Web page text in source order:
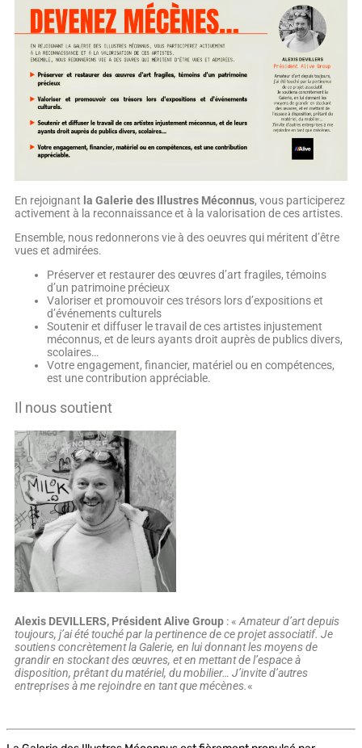
En rejoignant la Galerie des Illustres Méconnus, vous participerez
activement à la reconnaissance et à la valorisation de ces artistes.
Ensemble, nous redonnerons vie à des oeuvres qui méritent d’être
vues et admirées.
Préserver et restaurer des œuvres d’art fragiles, témoins
d’un patrimoine précieux
Valoriser et promouvoir ces trésors lors d’expositions et
d’événements culturels
Soutenir et diffuser le travail de ces artistes injustement
méconnus, et de leurs ayants droit auprès de publics divers,
scolaires…
Votre engagement, financier, matériel ou en compétences,
est une contribution appréciable.
Il nous soutient
Alexis DEVILLERS, Président Alive Group : « Amateur d’art depuis
toujours, j’ai été touché par la pertinence de ce projet associatif. Je
soutiens concrètement la Galerie, en lui donnant les moyens de
grandir en stockant des œuvres, et en mettant de l’espace à
disposition, prêtant du matériel, du mobilier… J’invite d’autres
entreprises à me rejoindre en tant que mécènes.«